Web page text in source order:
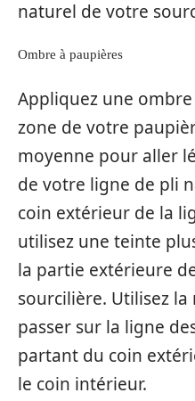
naturel de votre
Ombre à paupières
Appliquez une
zone de votre
moyenne pour aller
de votre ligne de pli
coin extérieur de la
utilisez une teinte
la partie extérieure
sourcilière. Utilisez
passer sur la ligne
partant du coin
le coin intérieur.